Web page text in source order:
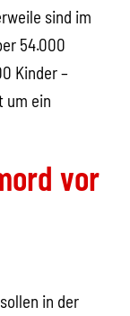
sind im
54.000
Kinder –
um ein
vor
in der